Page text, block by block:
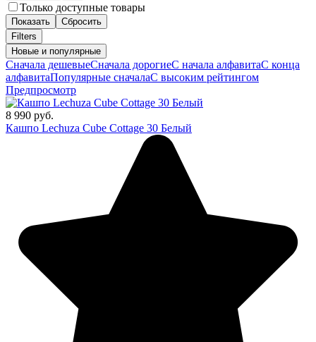
Только доступные товары
Показать
Сбросить
Filters
Новые и популярные
Сначала дешевыеСначала дорогиеС начала алфавитаС конца
алфавитаПопулярные сначалаС высоким рейтингом
Предпросмотр
8 990 руб.
Кашпо Lechuza Cube Cottage 30 Белый